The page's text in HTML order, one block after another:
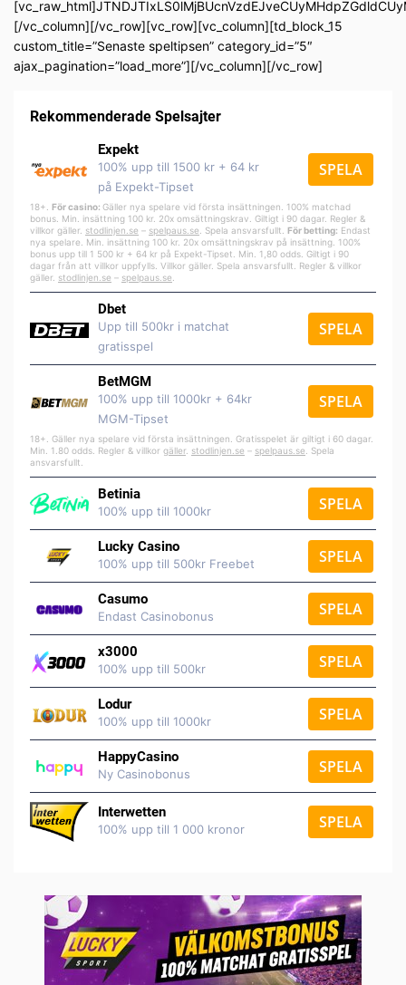
[/vc_column][/vc_row][vc_row][vc_column][td_block_15
custom_title=”Senaste speltipsen” category_id=”5″
ajax_pagination=”load_more”][/vc_column][/vc_row]
Rekommenderade Spelsajter
Expekt
100% upp till 1500 kr + 64 kr
på Expekt-Tipset
SPELA
18+. För casino: Gäller nya spelare vid första insättningen. 100% matchad
bonus. Min. insättning 100 kr. 20x omsättningskrav. Giltigt i 90 dagar. Regler &
villkor gäller. stodlinjen.se – spelpaus.se . Spela ansvarsfullt. För betting: Endast
nya spelare. Min. insättning 100 kr. 20x omsättningskrav på insättning. 100%
bonus upp till 1 500 kr + 64 kr på Expekt-Tipset. Min. 1,80 odds. Giltigt i 90
dagar från att villkor uppfylls. Villkor gäller. Spela ansvarsfullt. Regler & villkor
gäller. stodlinjen.se – spelpaus.se
Dbet
Upp till 500kr i matchat
gratisspel
SPELA
BetMGM
100% upp till 1000kr + 64kr
MGM-Tipset
SPELA
18+. Gäller nya spelare vid första insättningen. Gratisspelet är giltigt i 60 dagar.
Min. 1.80 odds. Regler & villkor gäller stodlinjen.se – spelpaus.se . Spela
ansvarsfullt.
Betinia
100% upp till 1000kr SPELA
Lucky Casino
100% upp till 500kr Freebet SPELA
Casumo
Endast Casinobonus SPELA
x3000
100% upp till 500kr SPELA
Lodur
100% upp till 1000kr SPELA
HappyCasino
Ny Casinobonus SPELA
Interwetten
100% upp till 1 000 kronor SPELA